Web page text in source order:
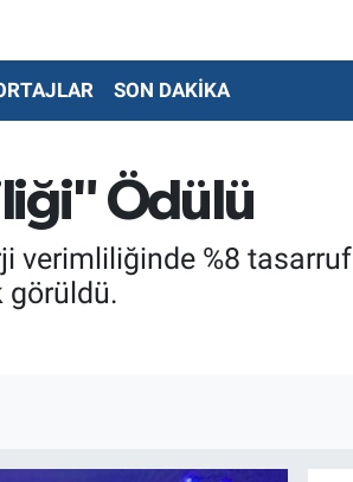
SON DAKİKA
Ödülü
verimliliğinde %8
görüldü.